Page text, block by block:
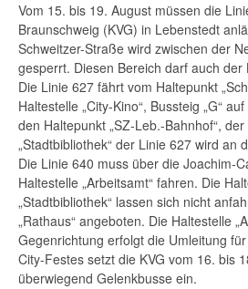
Vom 15. bis 19. August müssen die
Braunschweig (KVG) in Lebenstedt
Schweitzer-Straße wird zwischen der
gesperrt. Diesen Bereich darf auch
Die Linie 627 fährt vom Haltepunkt
Haltestelle „City-Kino“, Bussteig „G“
den Haltepunkt „SZ-Leb.-Bahnhof“,
„Stadtbibliothek“ der Linie 627 wird an
Die Linie 640 muss über die Joachim-
Haltestelle „Arbeitsamt“ fahren. Die
„Stadtbibliothek“ lassen sich nicht
„Rathaus“ angeboten. Die Haltestelle
Gegenrichtung erfolgt die Umleitung
City-Festes setzt die KVG vom 16. bis
überwiegend Gelenkbusse ein.